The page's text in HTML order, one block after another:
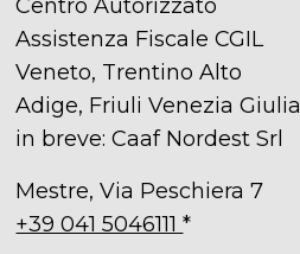
Centro Autorizzato
Assistenza Fiscale CGIL
Veneto, Trentino Alto
Adige, Friuli Venezia Giulia
in breve: Caaf Nordest Srl
Mestre, Via Peschiera 7
+39 041 5046111*